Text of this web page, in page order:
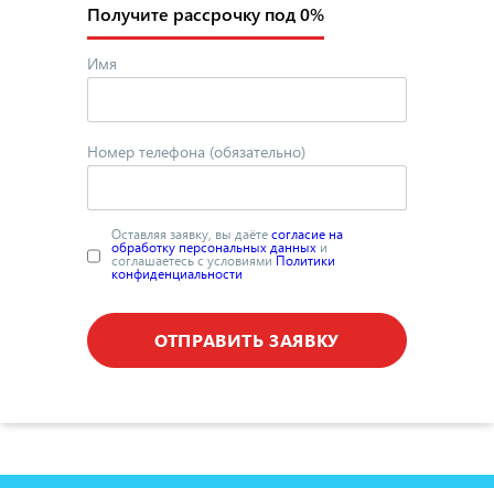
Получите рассрочку под 0%
Имя
Номер телефона (обязательно)
Оставляя заявку, вы даётесогласие на
обработку персональных данных и
соглашаетесь с условиямиПолитики
конфиденциальности
ОТПРАВИТЬ ЗАЯВКУ